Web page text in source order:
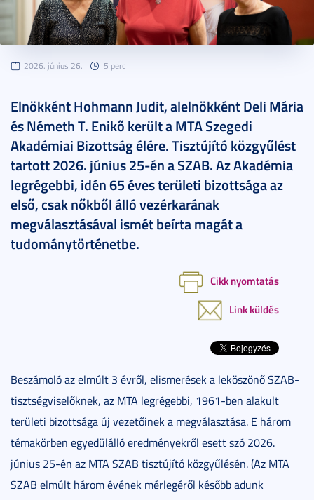
2026. június 26. 5 perc
Elnökként Hohmann Judit, alelnökként Deli Mária
és Németh T. Enikő került a MTA Szegedi
Akadémiai Bizottság élére. Tisztújító közgyűlést
tartott 2026. június 25-én a SZAB. Az Akadémia
legrégebbi, idén 65 éves területi bizottsága az
első, csak nőkből álló vezérkarának
megválasztásával ismét beírta magát a
tudománytörténetbe.
Cikk nyomtatás
Link küldés
Beszámoló az elmúlt 3 évről, elismerések a leköszönő SZAB-
tisztségviselőknek, az MTA legrégebbi, 1961-ben alakult
területi bizottsága új vezetőinek a megválasztása. E három
témakörben egyedülálló eredményekről esett szó 2026.
június 25-én az MTA SZAB tisztújító közgyűlésén. (Az MTA
SZAB elmúlt három évének mérlegéről később adunk